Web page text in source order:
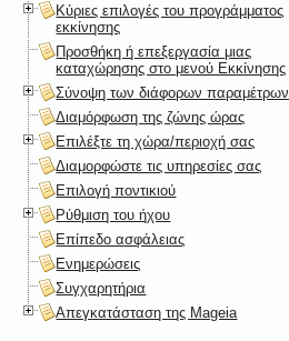
Κύριες επιλογές του προγράμματος
εκκίνησης
Προσθήκη ή επεξεργασία μιας
καταχώρησης στο μενού Εκκίνησης
Σύνοψη των διάφορων παραμέτρων
Διαμόρφωση της ζώνης ώρας
Επιλέξτε τη χώρα/περιοχή σας
Διαμορφώστε τις υπηρεσίες σας
Επιλογή ποντικιού
Ρύθμιση του ήχου
Επίπεδο ασφάλειας
Ενημερώσεις
Συγχαρητήρια
Απεγκατάσταση της Mageia